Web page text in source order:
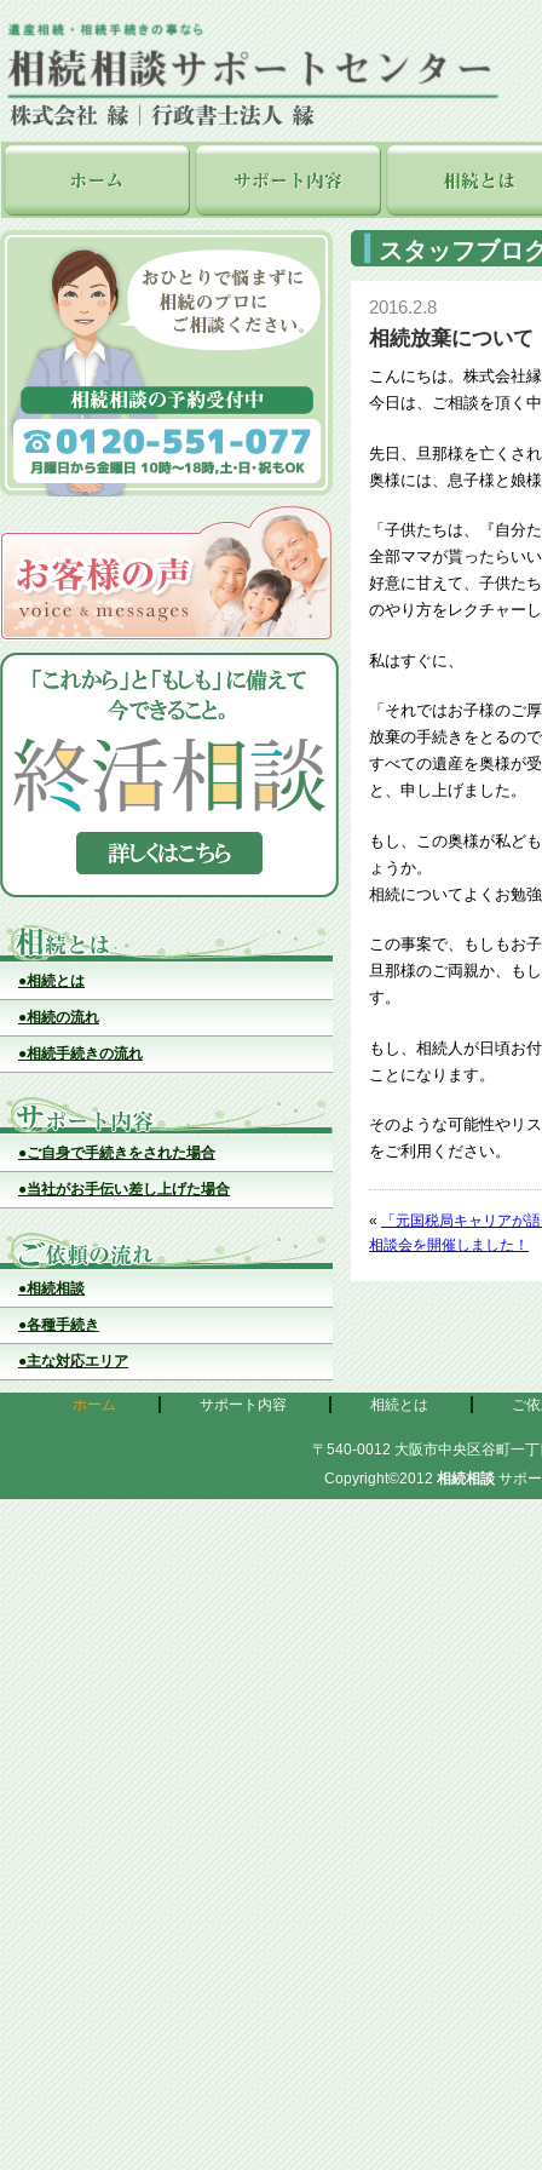
●相続とは
●相続の流れ
●相続手続きの流れ
●ご自身で手続きをされた場合
●当社がお手伝い差し上げた場合
●相続相談
●各種手続き
●主な対応エリア
スタッフブロ
2016.2.8
相続放棄について
こんにちは。株式会社
今日は、ご相談を頂く
先日、旦那様を亡くさ
奥様には、息子様と娘
「子供たちは、『自分
全部ママが貰ったらい
好意に甘えて、子供た
のやり方をレクチャー
私はすぐに、
「それではお子様のご
放棄の手続きをとるの
すべての遺産を奥様が
と、申し上げました。
もし、この奥様が私ど
ょうか。
相続についてよくお勉
この事案で、もしもお
旦那様のご両親か、も
す。
もし、相続人が日頃お
ことになります。
そのような可能性やリ
をご利用ください。
«
「元国税局キャリアが
相談会を開催しました！
ホーム サポート内容 相続とは ご
〒540-0012 大阪市中央区谷町一
Copyright©2012 相続相談 サポ